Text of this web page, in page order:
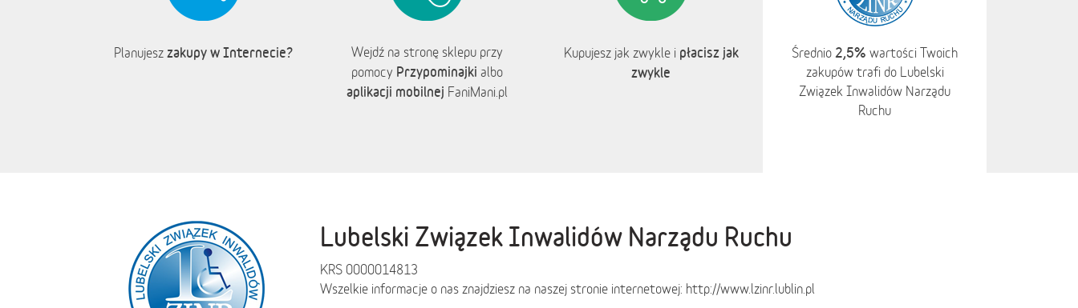
Planujesz zakupy w Internecie?
Wejdź na stronę sklepu przy
pomocy Przypominajki albo
aplikacji mobilnej FaniMani.pl
Kupujesz jak zwykle i płacisz jak
zwykle
Średnio 2,5% wartości Twoich
zakupów trafi do Lubelski
Związek Inwalidów Narządu
Ruchu
Lubelski Związek Inwalidów Narządu Ruchu
KRS 0000014813
Wszelkie informacje o nas znajdziesz na naszej stronie internetowej: http://www.lzinr.lublin.pl